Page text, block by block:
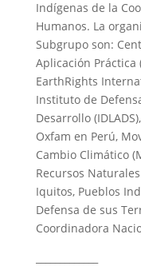
Indígenas de la
Humanos. La
Subgrupo son:
Aplicación Práctica
EarthRights
Instituto de
Desarrollo
Oxfam en Perú,
Cambio Climático
Recursos
Iquitos, Pueblos
Defensa de sus
Coordinadora